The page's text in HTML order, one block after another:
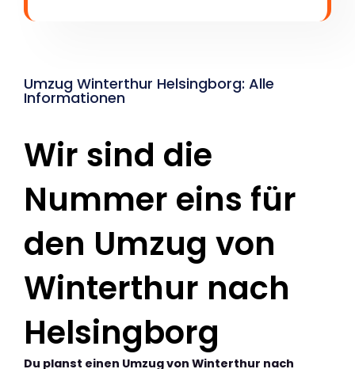
Umzug Winterthur Helsingborg: Alle
Informationen
Wir sind die
Nummer eins für
den Umzug von
Winterthur nach
Helsingborg
Du planst einen Umzug von Winterthur nach